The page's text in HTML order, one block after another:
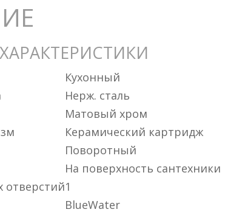
Кухонный
Нерж. сталь
Матовый хром
Керамический картридж
Поворотный
На поверхность сантехники
отверстий1
BlueWater